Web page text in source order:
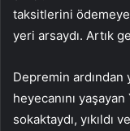
taksitlerini
yeri arsaydı. Artık
Depremin ardından
heyecanını
sokaktaydı, yıkıldı